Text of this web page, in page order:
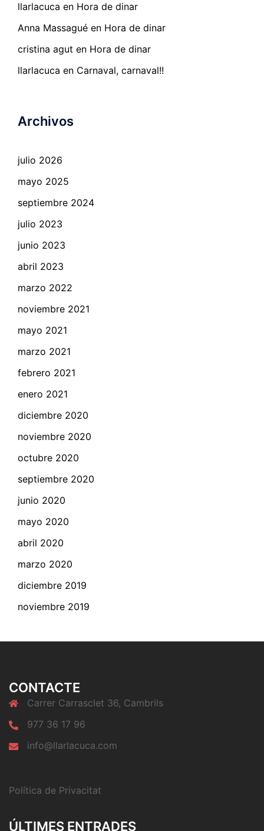
llarlacuca en Hora de dinar
Anna Massagué en Hora de dinar
cristina agut en Hora de dinar
llarlacuca en Carnaval, carnaval!!
Archivos
julio 2026
mayo 2025
septiembre 2024
julio 2023
junio 2023
abril 2023
marzo 2022
noviembre 2021
mayo 2021
marzo 2021
febrero 2021
enero 2021
diciembre 2020
noviembre 2020
octubre 2020
septiembre 2020
junio 2020
mayo 2020
abril 2020
marzo 2020
diciembre 2019
noviembre 2019
CONTACTE
Carrer Carrasclet 36, Cambrils
977 36 17 96
info@llarlacuca.com
Política de Privacitat
ÚLTIMES ENTRADES